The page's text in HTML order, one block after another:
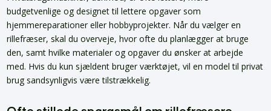
budgetvenlige og designet til lettere opgaver som
hjemmereparationer eller hobbyprojekter. Når du vælger en
rillefræser, skal du overveje, hvor ofte du planlægger at bruge
den, samt hvilke materialer og opgaver du ønsker at arbejde
med. Hvis du kun sjældent bruger værktøjet, vil en model til privat
brug sandsynligvis være tilstrækkelig.